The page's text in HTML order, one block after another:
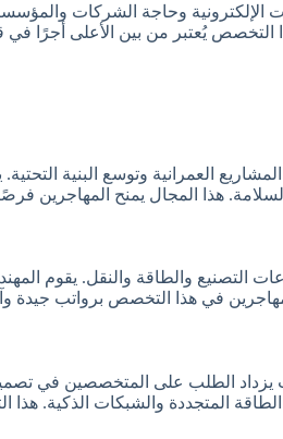
الإلكترونية وحاجة الشركات
يُعتبر من بين الأعلى أجرًا
العمرانية وتوسع البنية
هذا المجال يمنح المهاجرين
والطاقة والنقل. يقوم
في هذا التخصص برواتب جيدة
يزداد الطلب على المتخصصين في
الطاقة المتجددة والشبكات